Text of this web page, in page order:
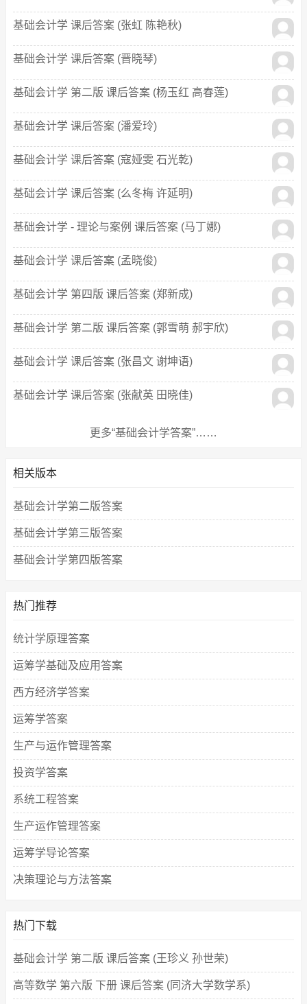
基础会计学 课后答案 (张虹 陈艳秋)
基础会计学 课后答案 (晋晓琴)
基础会计学 第二版 课后答案 (杨玉红 高春莲)
基础会计学 课后答案 (潘爱玲)
基础会计学 课后答案 (寇娅雯 石光乾)
基础会计学 课后答案 (么冬梅 许延明)
基础会计学 - 理论与案例 课后答案 (马丁娜)
基础会计学 课后答案 (孟晓俊)
基础会计学 第四版 课后答案 (郑新成)
基础会计学 第二版 课后答案 (郭雪萌 郝宇欣)
基础会计学 课后答案 (张昌文 谢坤语)
基础会计学 课后答案 (张献英 田晓佳)
更多“基础会计学答案”……
相关版本
基础会计学第二版答案
基础会计学第三版答案
基础会计学第四版答案
热门推荐
统计学原理答案
运筹学基础及应用答案
西方经济学答案
运筹学答案
生产与运作管理答案
投资学答案
系统工程答案
生产运作管理答案
运筹学导论答案
决策理论与方法答案
热门下载
基础会计学 第二版 课后答案 (王珍义 孙世荣)
高等数学 第六版 下册 课后答案 (同济大学数学系)